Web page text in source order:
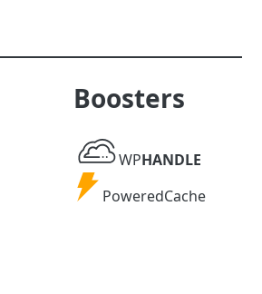
Boosters
WP
Handle
WPHANDLE
Powered
PoweredCache